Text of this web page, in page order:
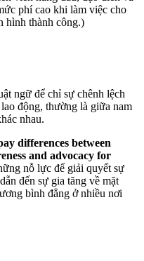
phí cao khi làm việc cho
hình thành công.)
ngữ để chỉ sự chênh lệch
động, thường là giữa nam
nhau.
differences between
and advocacy for
nỗ lực để giải quyết sự
đến sự gia tăng về mặt
bình đẳng ở nhiều nơi